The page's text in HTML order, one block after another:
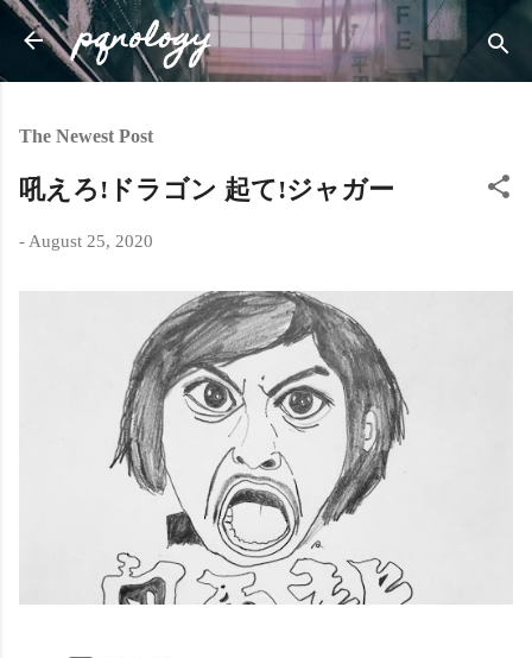
Skip to main content
pqnology
The Newest Post
吼えろ!ドラゴン 起て!ジャガー
- August 25, 2020